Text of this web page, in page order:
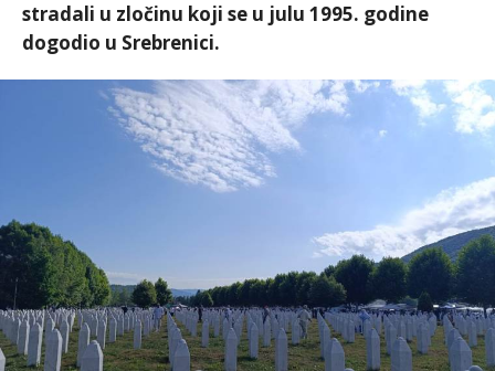
stradali u zločinu koji se u julu 1995. godine
dogodio u Srebrenici.